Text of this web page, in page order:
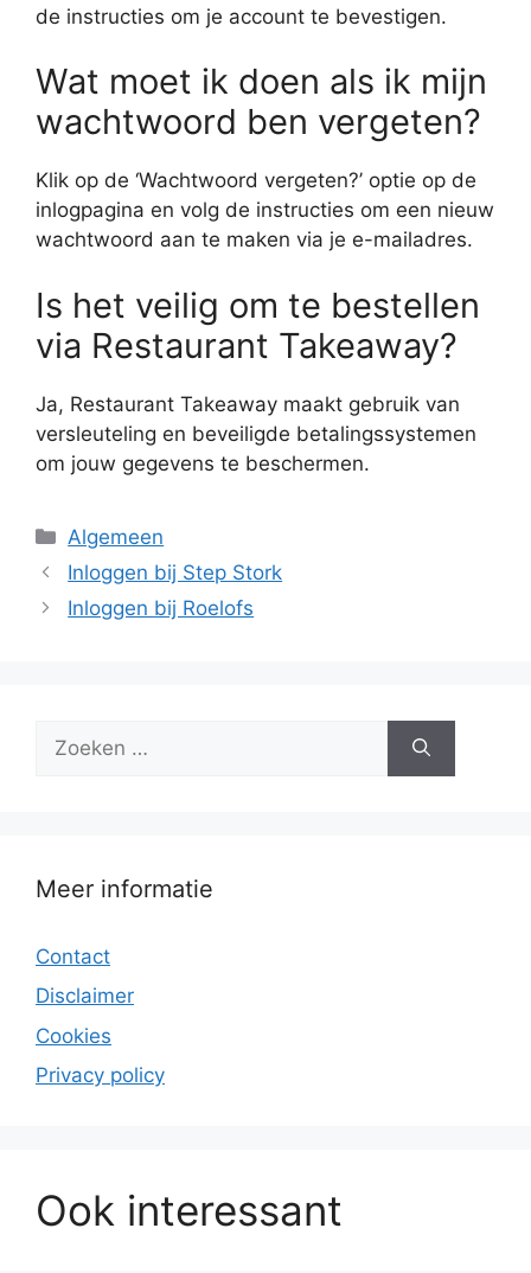
de instructies om je account te bevestigen.
Wat moet ik doen als ik mijn
wachtwoord ben vergeten?
Klik op de ‘Wachtwoord vergeten?’ optie op de
inlogpagina en volg de instructies om een nieuw
wachtwoord aan te maken via je e-mailadres.
Is het veilig om te bestellen
via Restaurant Takeaway?
Ja, Restaurant Takeaway maakt gebruik van
versleuteling en beveiligde betalingssystemen
om jouw gegevens te beschermen.
Categorieën
Algemeen
Inloggen bij Step Stork
Inloggen bij Roelofs
naar:
Meer informatie
Contact
Disclaimer
Cookies
Privacy policy
Ook interessant